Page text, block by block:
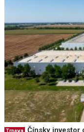
Čínsky investor